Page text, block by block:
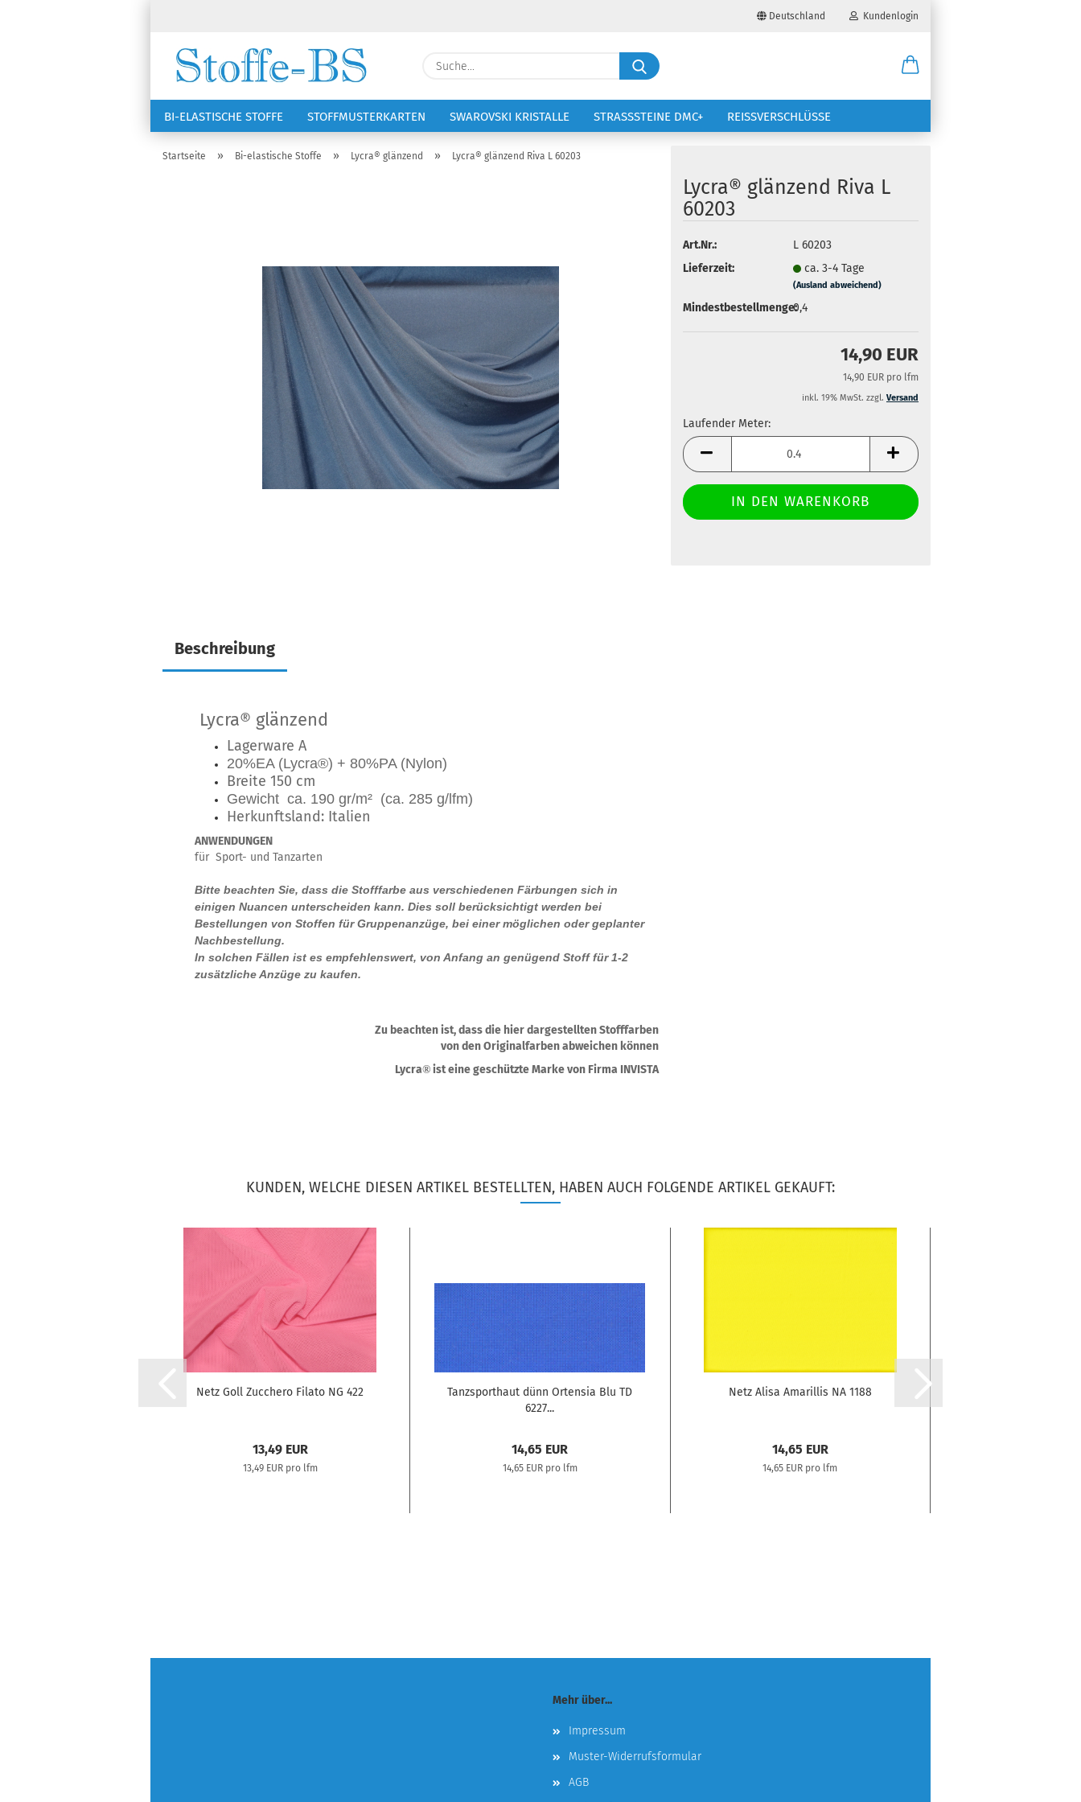
Deutschland
Lieferland
Kundenlogin
Konto erstellen
Passwort vergessen?
Suche...
BI-ELASTISCHE STOFFE STOFFMUSTERKARTEN SWAROVSKI KRISTALLE STRASSSTEINE DMC+ REISSVERSCHLÜSSE
NÄHZUBEHÖR RSG KAPPEN VOLTIGIERANZÜGE STICKEREI
Startseite » Bi-elastische Stoffe » Lycra® glänzend » Lycra® glänzend Riva L 60203
Lycra® glänzend Riva L
60203
Art.Nr.:
L 60203
Lieferzeit:
ca. 3-4 Tage
(Ausland abweichend)
Mindestbestellmenge:0,4
14,90 EUR
14,90 EUR pro lfm
inkl. 19% MwSt. zzgl. Versand
Laufender Meter:
Laufender
Meter
Beschreibung
Lycra® glänzend
Lagerware A
20%EA (Lycra®) + 80%PA (Nylon)
Breite 150 cm
Gewicht ca. 190 gr/m² (ca. 285 g/lfm)
Herkunftsland: Italien
ANWENDUNGEN
für Sport- und Tanzarten
Bitte beachten Sie, dass die Stofffarbe aus verschiedenen Färbungen sich in
einigen Nuancen unterscheiden kann. Dies soll berücksichtigt werden bei
Bestellungen von Stoffen für Gruppenanzüge, bei einer möglichen oder geplanter
Nachbestellung.
In solchen Fällen ist es empfehlenswert, von Anfang an genügend Stoff für 1-2
zusätzliche Anzüge zu kaufen.
Zu beachten ist, dass die hier dargestellten Stofffarben
von den Originalfarben abweichen können
Lycra®ist eine geschützte Marke von Firma INVISTA
KUNDEN, WELCHE DIESEN ARTIKEL BESTELLTEN, HABEN AUCH FOLGENDE ARTIKEL GEKAUFT:
Netz Goll Zucchero Filato NG 422
13,49 EUR
13,49 EUR pro lfm
Tanzsporthaut dünn Ortensia Blu TD
6227...
14,65 EUR
14,65 EUR pro lfm
Netz Alisa Amarillis NA 1188
14,65 EUR
14,65 EUR pro lfm
Mehr über...
Impressum
Muster-Widerrufsformular
AGB